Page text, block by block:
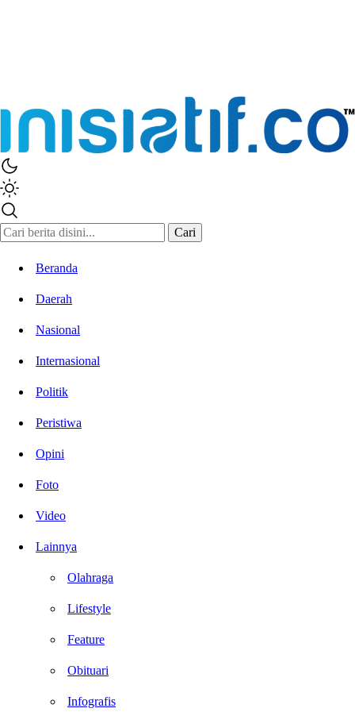
Cari
Beranda
Daerah
Nasional
Internasional
Politik
Peristiwa
Opini
Foto
Video
Lainnya
Olahraga
Lifestyle
Feature
Obituari
Infografis